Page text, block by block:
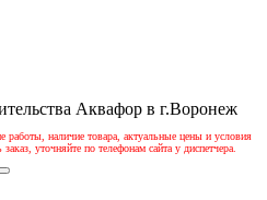
Аквафор в г.Воронеж
работы, наличие товара, актуальные цены и условия
уточняйте по телефонам сайта у диспетчера.